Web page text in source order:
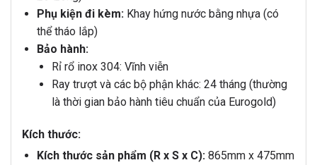
Phụ kiện đi kèm:Khay hứng nước bằng nhựa (có
thể tháo lắp)
Bảo hành:
Rỉ rổ inox 304: Vĩnh viễn
Ray trượt và các bộ phận khác: 24 tháng (thường
là thời gian bảo hành tiêu chuẩn của Eurogold)
Kích thước:
Kích thước sản phẩm (R x S x C):865mm x 475mm